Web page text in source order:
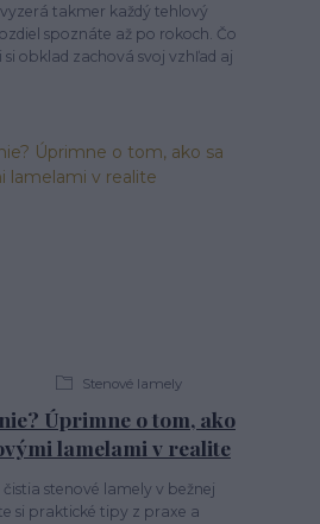
takmer každý tehlový
spoznáte až po rokoch. Čo
obklad zachová svoj vzhľad aj
Stenové lamely
Úprimne o tom, ako
lamelami v realite
stenové lamely v bežnej
si praktické tipy z praxe a